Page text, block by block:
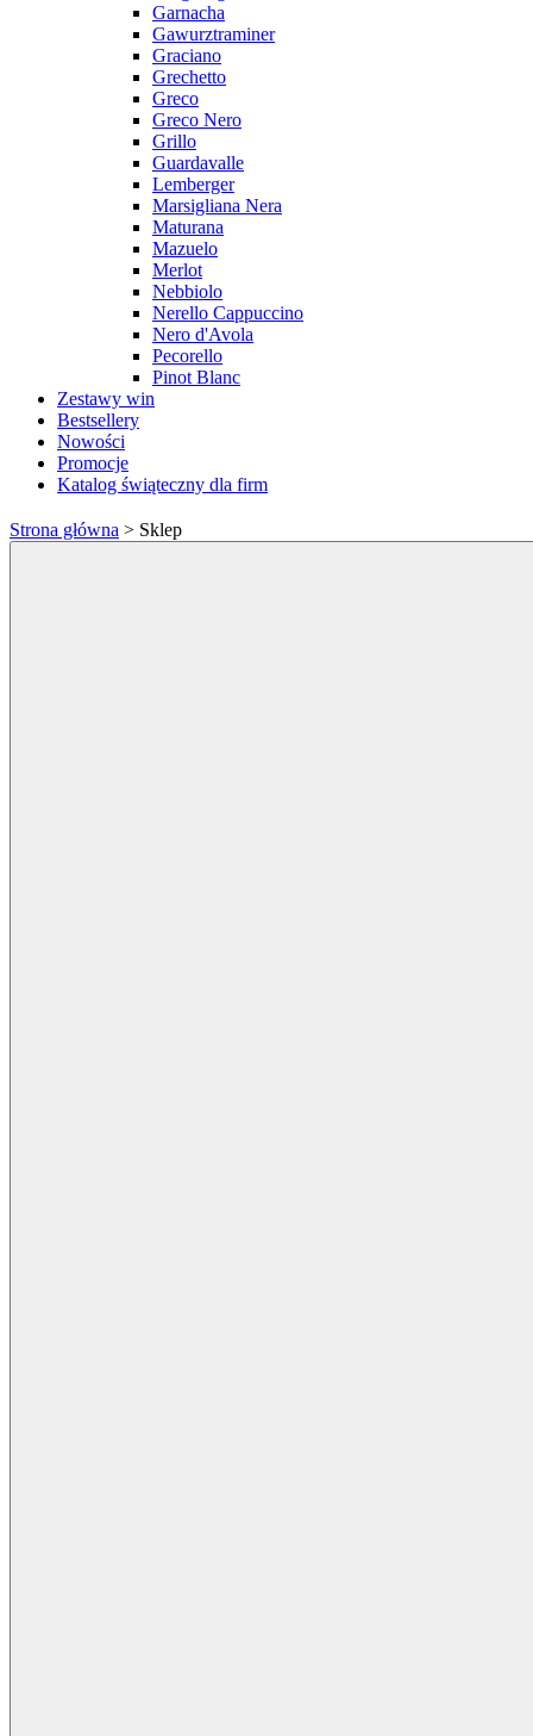
Garnacha
Gawurztraminer
Graciano
Grechetto
Greco
Greco Nero
Grillo
Guardavalle
Lemberger
Marsigliana Nera
Maturana
Mazuelo
Merlot
Nebbiolo
Nerello Cappuccino
Nero d'Avola
Pecorello
Pinot Blanc
Zestawy win
Bestsellery
Nowości
Promocje
Katalog świąteczny dla firm
Strona główna > Sklep